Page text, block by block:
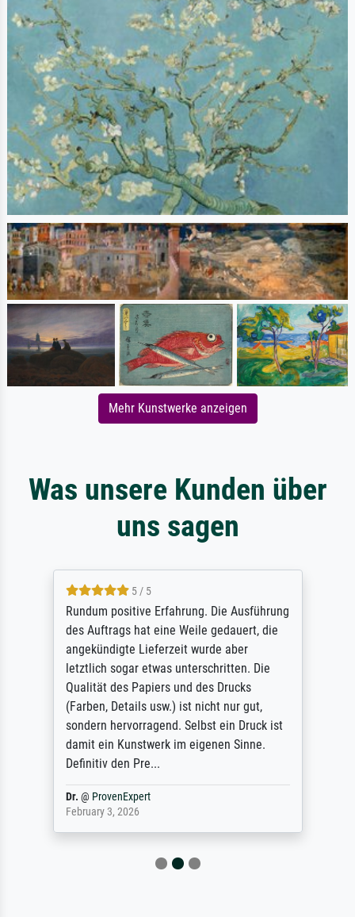
Mehr Kunstwerke anzeigen
Was unsere Kunden über
uns sagen
5 / 5
Rundum positive Erfahrung. Die Ausführung
des Auftrags hat eine Weile gedauert, die
angekündigte Lieferzeit wurde aber
letztlich sogar etwas unterschritten. Die
Qualität des Papiers und des Drucks
(Farben, Details usw.) ist nicht nur gut,
sondern hervorragend. Selbst ein Druck ist
damit ein Kunstwerk im eigenen Sinne.
Definitiv den Pre...
Dr. @ ProvenExpert
February 3, 2026